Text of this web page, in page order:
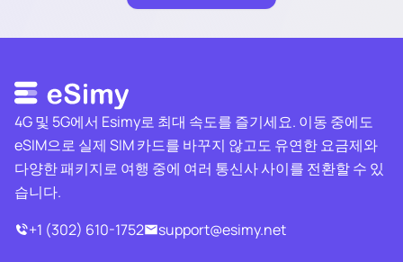
4G 및 5G에서 Esimy로 최대 속도를 즐기세요. 이동 중에도
eSIM으로 실제 SIM 카드를 바꾸지 않고도 유연한 요금제와
다양한 패키지로 여행 중에 여러 통신사 사이를 전환할 수 있
습니다.
+1 (302) 610-1752
support@esimy.net